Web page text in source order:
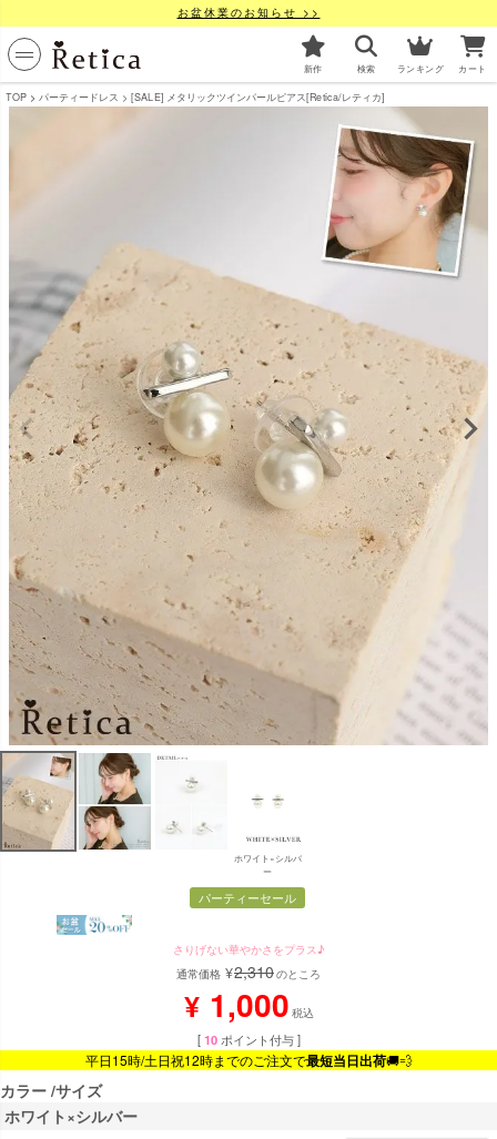
お盆休業のお知らせ >>
新作 検索 ランキング カート
TOP パーティードレス [SALE] メタリックツインパールピアス[Retica/レティカ]
ホワイト×シルバ
ー
パーティーセール
さりげない華やかさをプラス♪
通常価格 ¥2,310のところ
¥ 1,000 税込
[ 10 ポイント付与 ]
平日15時/土日祝12時までのご注文で最短当日出荷🚚💨
カラー サイズ
ホワイト×シルバー